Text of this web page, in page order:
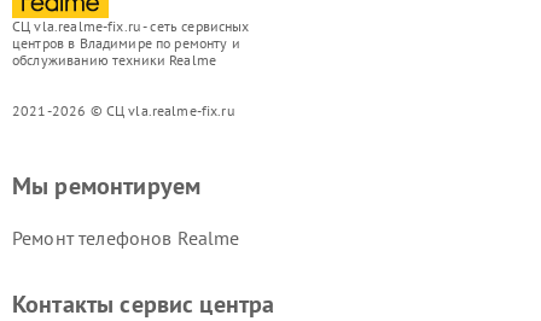
СЦ vla.realme-fix.ru - сеть сервисных
центров в Владимире по ремонту и
обслуживанию техники Realme
2021-2026 © СЦ vla.realme-fix.ru
Мы ремонтируем
Ремонт телефонов Realme
Контакты сервис центра